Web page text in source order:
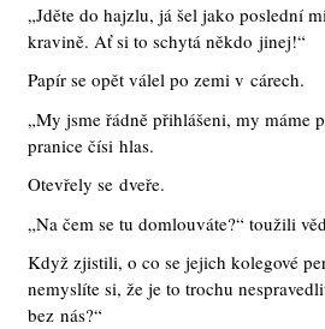
„Jděte do hajzlu, já šel jako poslední
kravině. Ať si to schytá někdo jinej!“
Papír se opět válel po zemi v cárech.
„My jsme řádně přihlášeni, my máme
pranice čísi hlas.
Otevřely se dveře.
„Na čem se tu domlouváte?“ toužili
Když zjistili, o co se jejich kolegové
nemyslíte si, že je to trochu
bez nás?“